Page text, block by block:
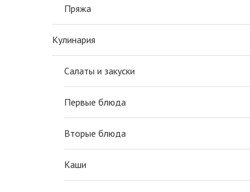
Пряжа
Кулинария
Салаты и закуски
Первые блюда
Вторые блюда
Каши